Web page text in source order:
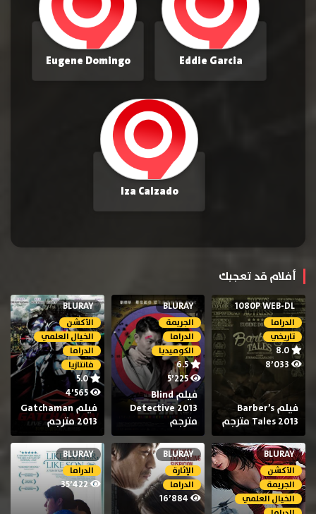
Eddie Garcia
Eugene Domingo
Iza Calzado
أفلام قد تعجبك
1080P WEB-DL
الدراما
تاريخي
فيلم Barber’s
Tales 2013 مترجم
BLURAY
الجريمة
الدراما
الكوميديا
6.5
5٬225
فيلم Blind
Detective 2013
مترجم
BLURAY
الأكشن
الخيال العلمي
الدراما
فانتازيا
5.0
4٬565
فيلم Gatchaman
2013 مترجم
BLURAY
الأكشن
الجريمة
الخيال العلمي
BLURAY
الإثارة
الدراما
16٬884
BLURAY
الدراما
35٬422